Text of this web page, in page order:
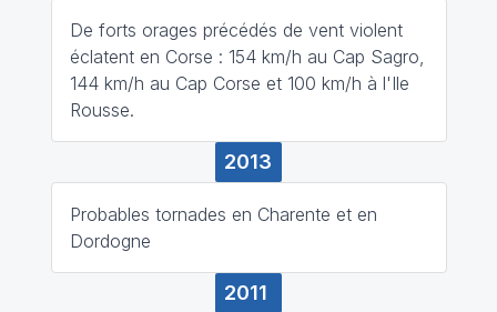
De forts orages précédés de vent violent
éclatent en Corse : 154 km/h au Cap Sagro,
144 km/h au Cap Corse et 100 km/h à l'Ile
Rousse.
2013
Probables tornades en Charente et en
Dordogne
2011